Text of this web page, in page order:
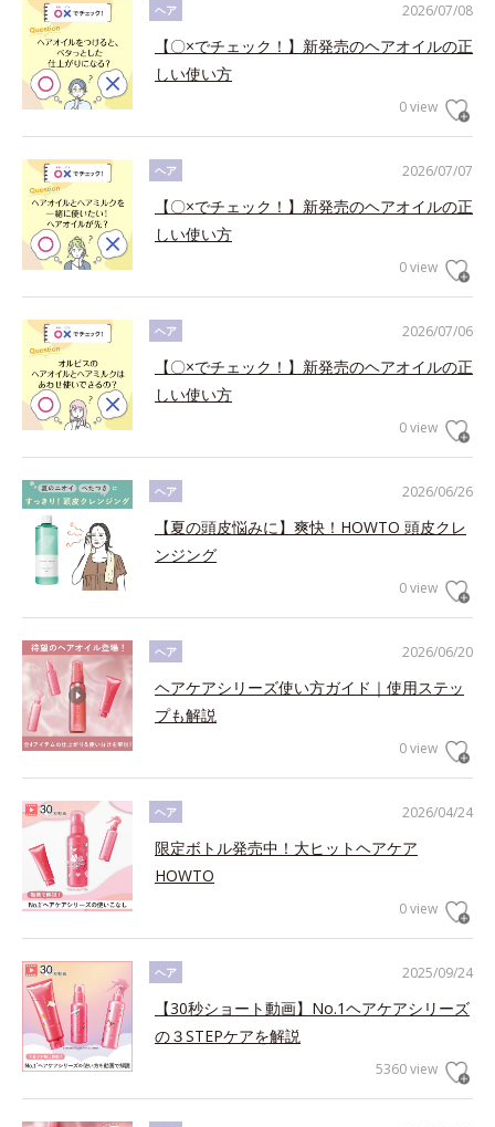
2026/07/08
ヘア
【〇×でチェック！】新発売のヘアオイルの正
しい使い方
0 view
2026/07/07
ヘア
【〇×でチェック！】新発売のヘアオイルの正
しい使い方
0 view
2026/07/06
ヘア
【〇×でチェック！】新発売のヘアオイルの正
しい使い方
0 view
2026/06/26
ヘア
【夏の頭皮悩みに】爽快！HOWTO 頭皮クレ
ンジング
0 view
2026/06/20
ヘア
ヘアケアシリーズ使い方ガイド｜使用ステッ
プも解説
0 view
2026/04/24
ヘア
限定ボトル発売中！大ヒットヘアケア
HOWTO
0 view
2025/09/24
ヘア
【30秒ショート動画】No.1ヘアケアシリーズ
の３STEPケアを解説
5360 view